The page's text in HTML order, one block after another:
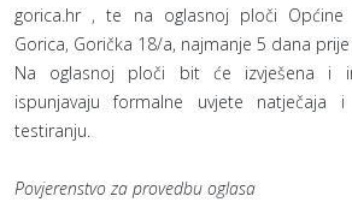
gorica.hr , te na oglasnoj ploči Općine
Gorica, Gorička 18/a, najmanje 5 dana
Na oglasnoj ploči bit će izvješena i
ispunjavaju formalne uvjete natječaja
testiranju.
Povjerenstvo za provedbu oglasa